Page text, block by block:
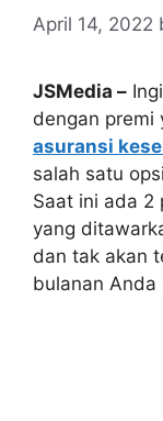
April 14, 2022
JSMedia –
dengan premi
asuransi
salah satu
Saat ini ada 2
yang
dan tak akan
bulanan Anda